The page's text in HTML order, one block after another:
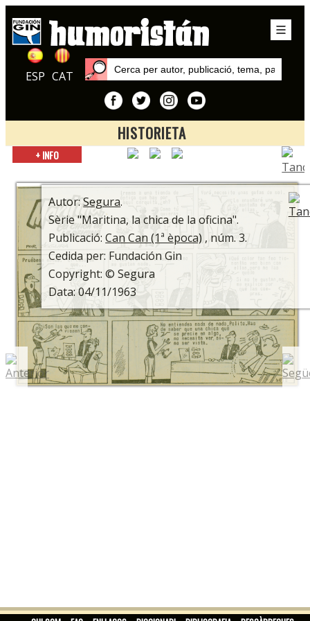
ESP CAT
HISTORIETA
Inici
Segura
+ INFO
Autor:Segura.
Sèrie "Maritina, la chica de la oficina".
Publicació:Can Can (1ª època) , núm. 3.
Cedida per: Fundación Gin
Copyright: © Segura
Data: 04/11/1963